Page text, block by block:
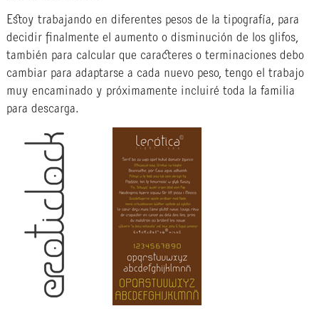
Estoy trabajando en diferentes pesos de la tipografía, para
decidir finalmente el aumento o disminución de los glifos,
también para calcular que caracteres o terminaciones debo
cambiar para adaptarse a cada nuevo peso, tengo el trabajo
muy encaminado y próximamente incluiré toda la familia
para descarga.